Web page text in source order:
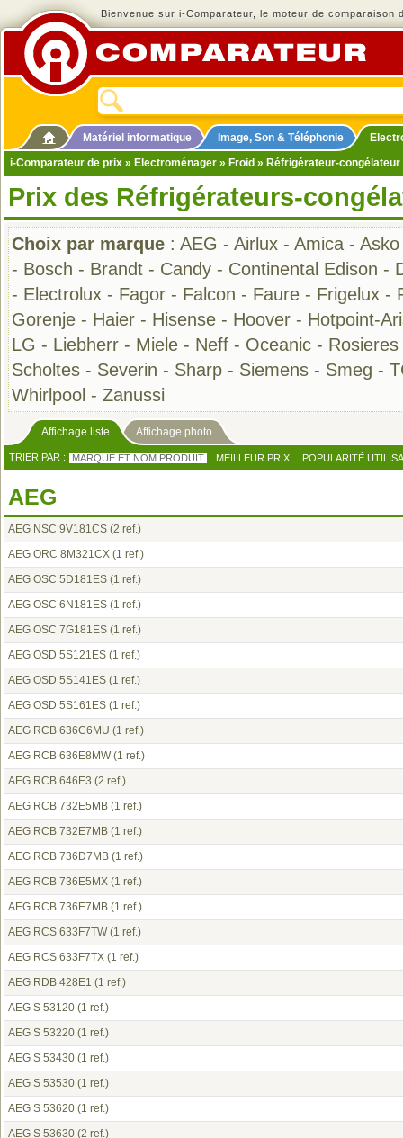
Bienvenue sur i-Comparateur, le moteur de comparaison
Matériel informatique Image, Son & Téléphonie
i-Comparateur de prix » Electroménager » Froid » Réfrigérateur-congélateur
Prix des Réfrigérateurs-
Choix par marque : AEG - Airlux - Amica - Asko
- Bosch - Brandt - Candy - Continental Edison -
- Electrolux - Fagor - Falcon - Faure - Frigelux -
Gorenje - Haier - Hisense - Hoover - Hotpoint-
LG - Liebherr - Miele - Neff - Oceanic - Rosieres
Scholtes - Severin - Sharp - Siemens - Smeg -
Whirlpool - Zanussi
Affichage liste Affichage photo
TRIER PAR : MARQUE ET NOM PRODUIT MEILLEUR PRIX POPULARITÉ
AEG
AEG NSC 9V181CS (2 ref.)
AEG ORC 8M321CX (1 ref.)
AEG OSC 5D181ES (1 ref.)
AEG OSC 6N181ES (1 ref.)
AEG OSC 7G181ES (1 ref.)
AEG OSD 5S121ES (1 ref.)
AEG OSD 5S141ES (1 ref.)
AEG OSD 5S161ES (1 ref.)
AEG RCB 636C6MU (1 ref.)
AEG RCB 636E8MW(1 ref.)
AEG RCB 646E3 (2 ref.)
AEG RCB 732E5MB (1 ref.)
AEG RCB 732E7MB (1 ref.)
AEG RCB 736D7MB (1 ref.)
AEG RCB 736E5MX (1 ref.)
AEG RCB 736E7MB (1 ref.)
AEG RCS 633F7TW(1 ref.)
AEG RCS 633F7TX (1 ref.)
AEG RDB 428E1 (1 ref.)
AEG S 53120 (1 ref.)
AEG S 53220 (1 ref.)
AEG S 53430 (1 ref.)
AEG S 53530 (1 ref.)
AEG S 53620 (1 ref.)
AEG S 53630 (2 ref.)